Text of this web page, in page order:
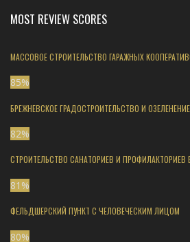
MOST REVIEW SCORES
МАССОВОЕ СТРОИТЕЛЬСТВО ГАРАЖНЫХ
85%
БРЕЖНЕВСКОЕ ГРАДОСТРОИТЕЛЬСТВО И
82%
СТРОИТЕЛЬСТВО САНАТОРИЕВ И ПРОФИЛАКТОРИЕВ
81 %
ФЕЛЬДШЕРСКИЙ ПУНКТ С ЧЕЛОВЕЧЕСКИМ ЛИЦОМ
80%